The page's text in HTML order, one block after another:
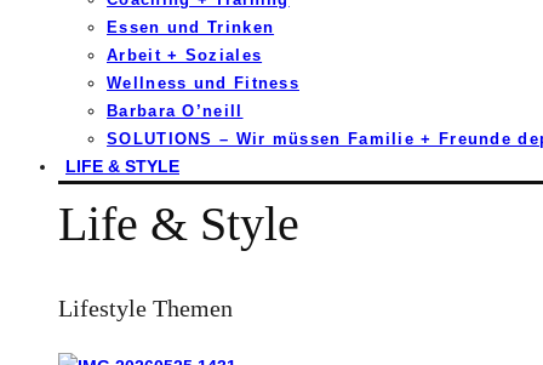
Essen und Trinken
Arbeit + Soziales
Wellness und Fitness
Barbara O’neill
SOLUTIONS – Wir müssen Familie + Freunde
LIFE & STYLE
Life & Style
Lifestyle Themen